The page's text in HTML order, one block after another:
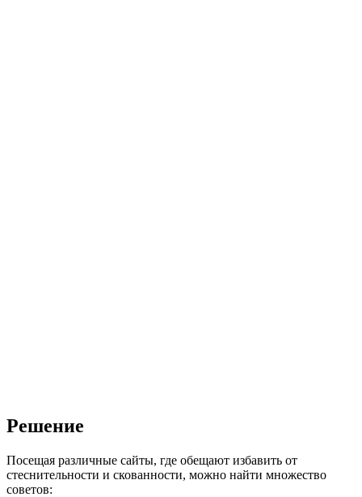
Решение
Посещая различные сайты, где обещают избавить от
стеснительности и скованности, можно найти множество
советов: